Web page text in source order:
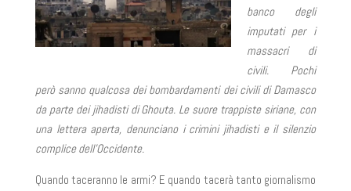
banco degli
imputati per i
massacri di
civili. Pochi
però sanno qualcosa dei bombardamenti dei civili di Damasco
da parte dei jihadisti di Ghouta. Le suore trappiste siriane, con
una lettera aperta, denunciano i crimini jihadisti e il silenzio
complice dell’Occidente.
Quando taceranno le armi? E quando tacerà tanto giornalismo